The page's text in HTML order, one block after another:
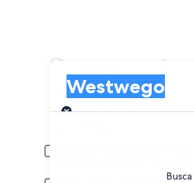
Busca
Westwego
Entrega
Fecha de entrega
Conductor menor de 30 o
Puede ser necesario un cargo